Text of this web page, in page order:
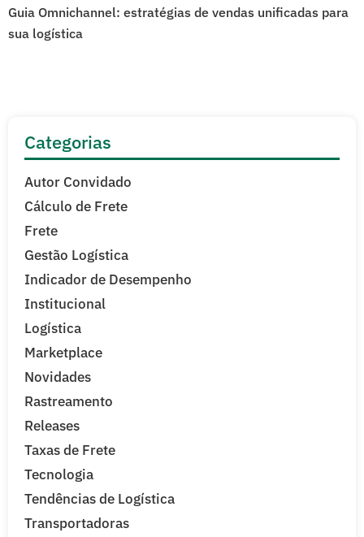
Guia Omnichannel: estratégias de vendas unificadas para
sua logística
Categorias
Autor Convidado
Cálculo de Frete
Frete
Gestão Logística
Indicador de Desempenho
Institucional
Logística
Marketplace
Novidades
Rastreamento
Releases
Taxas de Frete
Tecnologia
Tendências de Logística
Transportadoras